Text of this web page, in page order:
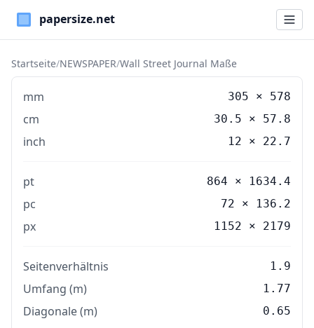
Paper Sizes
Startseite/NEWSPAPER/Wall Street Journal Maße
mm 305 × 578
cm 30.5 × 57.8
inch 12 × 22.7
pt 864 × 1634.4
pc 72 × 136.2
px 1152 × 2179
Seitenverhältnis 1.9
Umfang (m) 1.77
Diagonale (m) 0.65